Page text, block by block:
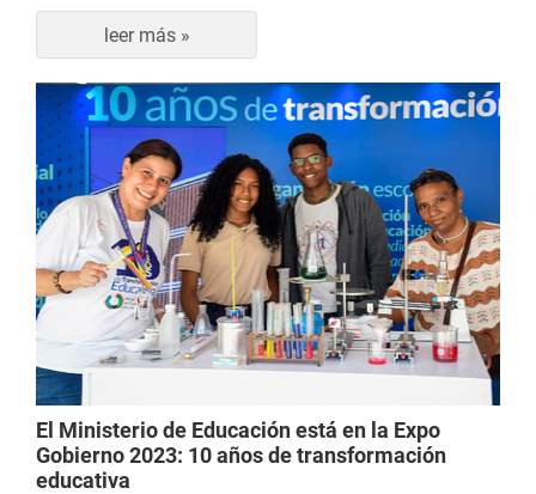
leer más »
El Ministerio de Educación está en la Expo
Gobierno 2023: 10 años de transformación
educativa